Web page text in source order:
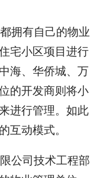
拥有自己的物业
宅小区项目进行
海、华侨城、万
的开发商则将小
进行管理。如此
互动模式。
公司技术工程部